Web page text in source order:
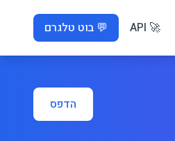
🚀 API 💬 בוט טלגרם
הדפס